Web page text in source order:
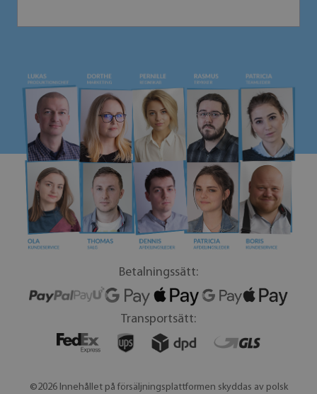
Betalningssätt:
Transportsätt:
©2026 Innehållet på försäljningsplattformen skyddas av polsk